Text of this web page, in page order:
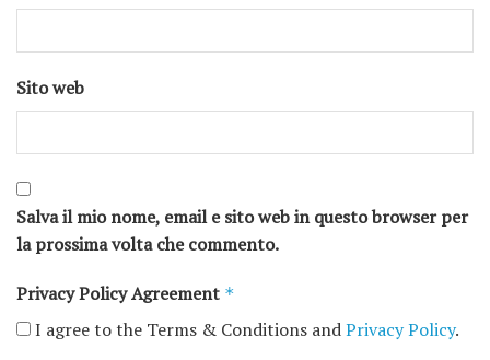
Sito web
Salva il mio nome, email e sito web in questo browser per
la prossima volta che commento.
Privacy Policy Agreement *
I agree to the Terms & Conditions andPrivacy Policy.